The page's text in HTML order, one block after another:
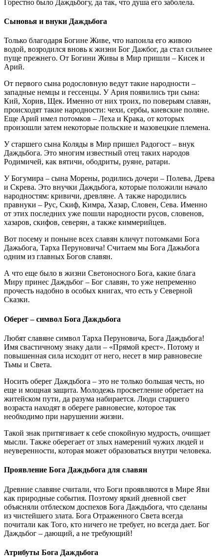
Горестно было Даждьбогу, да так, что душа его заболела.
Сыновья и внуки Даждьбога
Только благодаря Богине Живе, что напоила его живою
водой, возродился вновь к жизни Бог Дажбог, да стал сильнее
пуще прежнего. От Богини Живы в Мир пришли – Кисек и
Арий.
От первого сына родословную ведут такие народности –
западные немцы и гессенцы. У Ария появились три сына:
Кий, Хорив, Щек. Именно от них троих, по поверьям славян,
происходят такие народности: чехи, сербы, киевские поляне.
Еще Арий имел потомков – Леха и Крака, от которых
произошли затем некоторые польские и мазовецкие племена.
У старшего сына Коляды в Мир пришел Радогост – внук
Даждьбога. Это многим известный отец таких народов
Родимичей, как вятичи, ободриты, руяне, ратари.
У Богумира – сына Морены, родились дочери – Полева, Древа
и Скрева. Это внучки Даждьбога, которые положили начало
народностям: кривичи, древляне. А также народились
правнуки – Рус, Скиф, Кимра, Хазар, Словен, Сева. Именно
от этих последних уже пошли народности русов, словенов,
хазаров, скифов, северян, а также киммерийцев.
Вот посему и поныне всех славян кличут потомками Бога
Дажьбога, Тарха Перуновича! Считаем мы Бога Дажьбога
одним из главных Богов славян.
А что еще было в жизни Светоносного Бога, какие блага
Миру принес Даждьбог – Бог славян, то уже непременно
прочесть надобно в особых книгах, что есть у Северной
Сказки.
Оберег – символ Бога Даждьбога
Любят славяне символ Тарха Перуновича, Бога Даждьбога!
Имя свастичному знаку дали – «Прямой крест». Потому и
повышенная сила исходит от него, несет в мир равновесие
Тьмы и Света.
Носить оберег Даждьбога – это не только большая честь, но
еще и мощная защита. Молодежь просветление обретает на
житейском пути, да разума набирается. Люди старшего
возраста находят в обереге равновесие, которое так
необходимо при нарушении жизни.
Такой знак притягивает к себе спокойную мудрость, очищает
мысли. Также оберегает от злых намерений чужих людей и
неуверенности, которая может образоваться внутри человека.
Проявление Бога Даждьбога для славян
Древние славяне считали, что Боги проявляются в Мире Яви
как природные события. Поэтому яркий дневной свет
объясняли отблеском доспехов Бога Даждьбога, что сделаны
из чистейшего злата. Бога Отраженного Света всегда
почитали как Того, кто ничего не требует, но всегда дает. Бог
Даждьбог – дающий, а не требующий!
Атрибуты Бога Даждьбога